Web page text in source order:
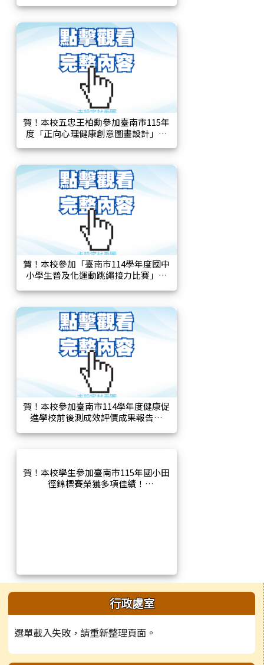
賀！本校五忠王柏勳參加臺南市115年
度「正向心理健康創意圖畫設計」比
賀！本校參加「臺南市114學年度國中
小學生普及化運動跳繩接力比賽」，
賀！本校參加臺南市114學年度健康促
進學校前後測成效評價成果報告評
賀！本校學生參加臺南市115年國小田
徑錦標賽榮獲多項佳績！
左邊區域內容 行政處室
選單載入失敗，請重新整理頁面。